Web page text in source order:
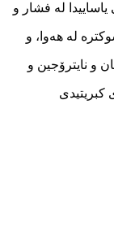
له‌ فشار و
له‌ هه‌وا، و
بریتیه‌ له‌ گازه‌كانی‌ وه‌ك ئیپان و نایترۆجین و
كبریتیدی‌